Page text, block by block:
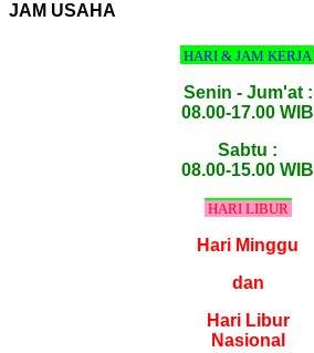
JAM USAHA
HARI & JAM KERJA
Senin - Jum'at :
08.00-17.00 WIB
Sabtu :
08.00-15.00 WIB
HARI LIBUR
Hari Minggu
dan
Hari Libur
Nasional